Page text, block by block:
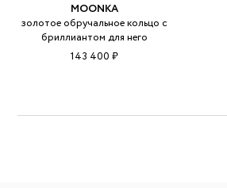
MOONKA
золотое обручальное кольцо с
бриллиантом для него
143 400 ₽